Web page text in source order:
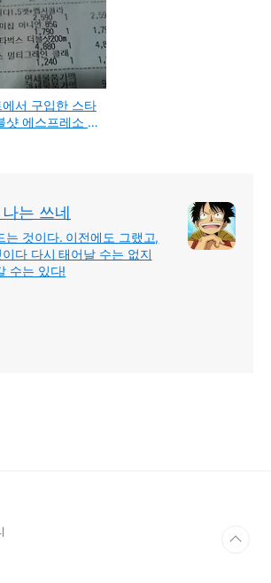
서 구입한 스타
샷 에스프레소 &
는 쓰네
는 것이다. 이전에도 그랬고,
다 다시 태어날 수는 없지
수는 있다!